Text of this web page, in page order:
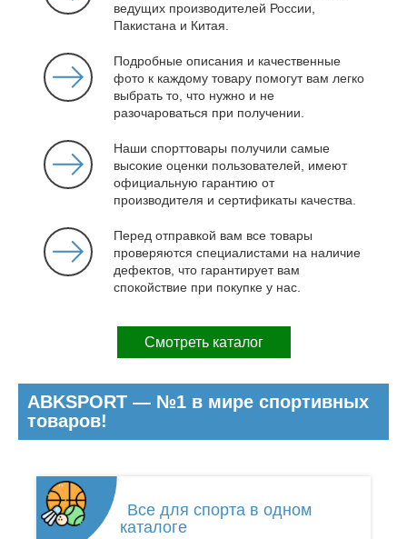
ведущих производителей России,
Пакистана и Китая.
Подробные описания и качественные
фото к каждому товару помогут вам легко
выбрать то, что нужно и не
разочароваться при получении.
Наши спорттовары получили самые
высокие оценки пользователей, имеют
официальную гарантию от
производителя и сертификаты качества.
Перед отправкой вам все товары
проверяются специалистами на наличие
дефектов, что гарантирует вам
спокойствие при покупке у нас.
Смотреть каталог
ABKSPORT — №1 в мире спортивных
товаров!
Все для спорта в одном
каталоге